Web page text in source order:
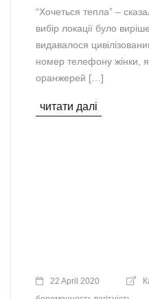
“Хочеться тепла” –
вибір локації було
видавалося
номер телефону жінки,
оранжерей […]
читати далі
22 April 2020